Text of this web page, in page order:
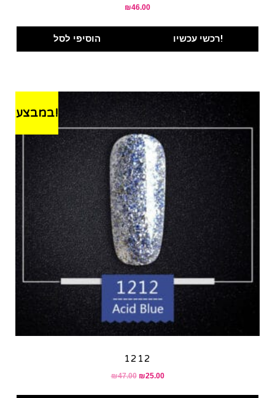
₪46.00
הוסיפי לסל רכשי עכשיו!
במבצע!
1212
₪47.00 ₪25.00